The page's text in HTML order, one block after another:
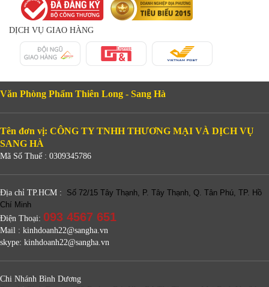
DỊCH VỤ GIAO HÀNG
Văn Phòng Phẩm Thiên Long - Sang Hà
Tên đơn vị: CÔNG TY TNHH THƯƠNG MẠI VÀ DỊCH VỤ
SANG HÀ
Mã Số Thuế : 0309345786
Địa chỉ TP.HCM :
Số 72/15 Tây Thạnh, P. Tây Thạnh, Q. Tân Phú, TP. Hồ
Chí Minh
Điện Thoại: 093 4567 651
Mail : kinhdoanh22@sangha.vn
skype: kinhdoanh22@sangha.vn
Chi Nhánh Bình Dương